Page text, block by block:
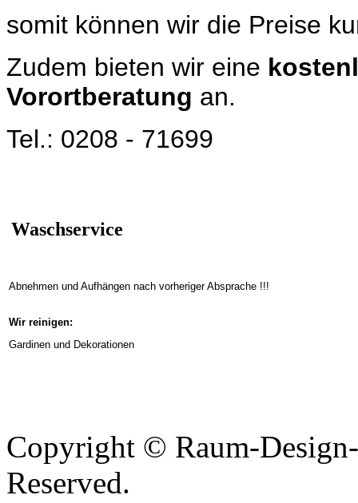
somit können wir die Preise
Zudem bieten wir eine
Vorortberatung an.
Tel.: 0208 - 71699
Waschservice
Abnehmen und Aufhängen nach vorheriger Absprache !!!
Wir reinigen:
Gardinen und Dekorationen
Copyright © Raum-
Reserved.